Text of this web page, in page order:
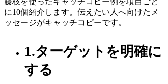
に10個紹介します。伝えたい人へ向けたメ
ッセージがキャッチコピーです。
1.ターゲットを明確に
する